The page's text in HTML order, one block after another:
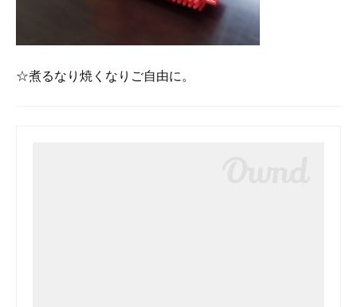
☆煮るなり焼くなりご自由に。